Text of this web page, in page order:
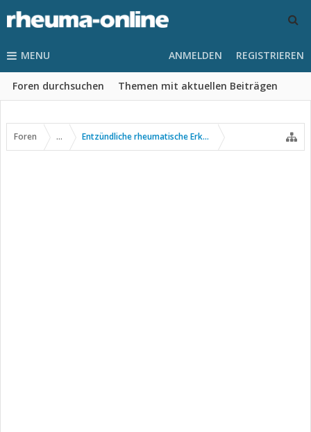
MENU
Foren durchsuchen Themen mit aktuellen Beiträgen
ANMELDEN REGISTRIEREN
Foren ... Entzündliche rheumatische Erkrankungen